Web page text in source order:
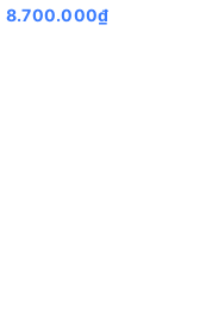
8.700.000₫